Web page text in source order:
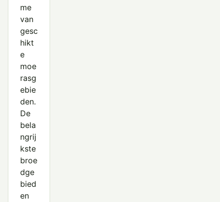
me
van
gesc
hikt
e
moe
rasg
ebie
den.
De
bela
ngrij
kste
broe
dge
bied
en